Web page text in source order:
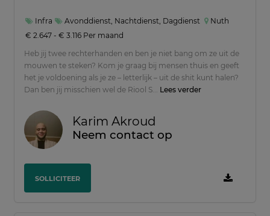
Infra Avonddienst, Nachtdienst, Dagdienst
Nuth
€ 2.647 - € 3.116 Per maand
Heb jij twee rechterhanden en ben je niet bang om ze uit de
mouwen te steken? Kom je graag bij mensen thuis en geeft
het je voldoening als je ze – letterlijk – uit de shit kunt halen?
Dan ben jij misschien wel de Riool S... Lees verder
Karim Akroud
Neem contact op
SOLLICITEER